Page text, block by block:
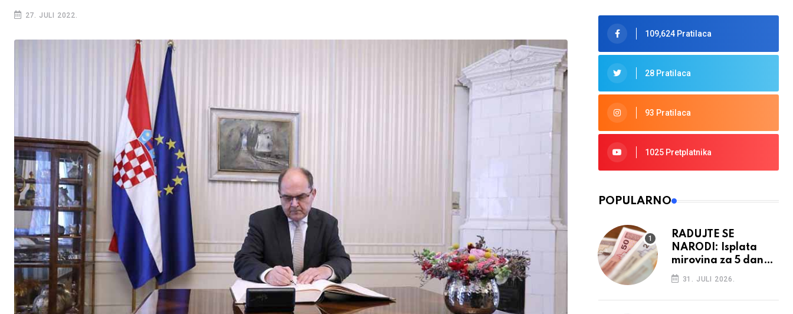
27. JULI 2022.
109,624 Pratilaca
28 Pratilaca
93 Pratilaca
1025 Pretplatnika
POPULARNO
RADUJTE SE
NARODI: Isplata
mirovina za 5 dana,
retroaktivna
povećanja
31. JULI 2026.